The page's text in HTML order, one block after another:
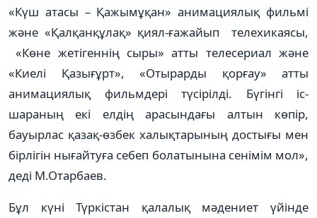
«Күш атасы – Қа­жымұқан» анимациялық филь­мі
және «Қалқанқұлақ» қиял-ғажайып телехикаясы,
«Көне жетіген­нің сыры» атты теле­сериал және
«Киелі Қазы­ғұ­рт», «Отырарды қорғау» атты
анимациялық фильмдері түсірілді. Бүгінгі іс-
шараның екі елдің арасындағы алтын көпір,
бауырлас қазақ-өзбек халық­та­­ры­­ның достығы мен
бірлігін нығай­­туға себеп болатынына сені­­мім мол»,
деді М.Отар­ба­ев.
Бұл күні Түркістан қалалық мәдениет үйінде